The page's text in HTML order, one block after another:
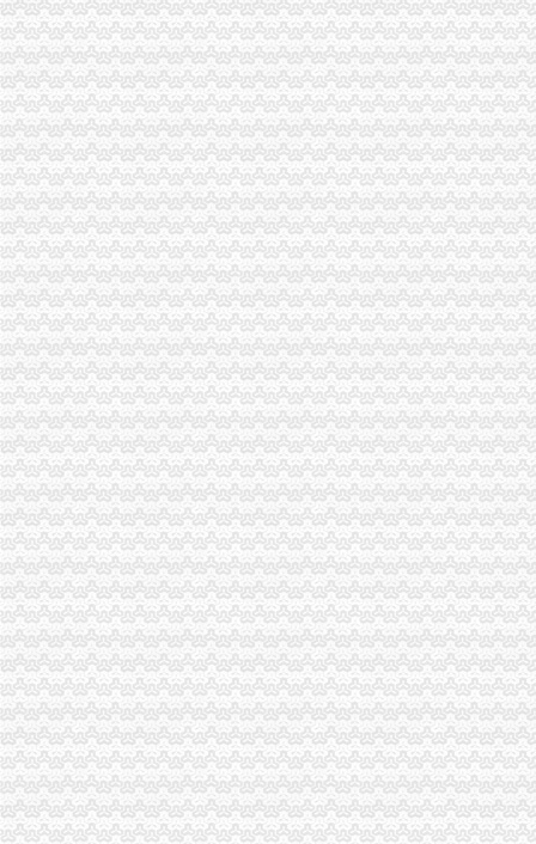
新增知识点：农产品增值税进项税额核定办法_中华会计网校论坛
农产品增值税进项税额扣除标准应履行核定程序_税屋网——第一时间
农产品增值税进项税额扣除标准核定申请表
财税[2012]38号关于在部分行业试行农产品增值税进项税额核定扣除办
农产品增值税进项税额核定办法中的公式
农产品增值税进项税核定扣除办法解读_税屋网——第一时间递财税
小规模纳税人增值税核定低报税标准会计凭证如何处理-我公司为商
关于本市部分行业试行农产品增值税进项税额核定扣除具体实施办法的
山东省国家税务局关于部分农产品增值税进项税额实行核定扣除办法的
农产品增值税进项税额核定扣除标准的核准
关于《在部分行业试行农产品增值税进项税额核定扣除办法有关问题的
山东省国家税务局关于下达部分企业农产品增值税进项税额核定扣除标
农产品增值税进项税额核定扣除办法-爱问知识人
农产品增值税进项税额核定扣除标准的核准（吉市国税局）
农产品增值税进项税额核定扣除标准的核准（吉市国税局）
关于在部分行业试行农产品增值税进项税额核定扣除办法有关问题的公
关于《在部分行业试行农产品增值税进项税额核定扣除办法有关问题的
农产品增值税进项税额扣除标准应履行核定程序_向前冲的税收学习园
北京市国家税务局北京市财政局关于试行农产品增值税进项税额核定扣
农产品增值税进项税额核定扣除试点实施办法_互动百科
浙江省平县国家税务局关于平县增值税一般纳税人征收类别核定办
深圳市国家税务局关于公布部分行业农产品增值税进项税额核定扣除标
农产品增值税进项税额核定扣除试点实施办法_互动百科
东营市国家税务局关于调整部分增值税防伪税控系统高开票限额核定
关于在部分行业试行农产品增值税进项税额核定扣除办法的通知-搜狐
部分行业试行农产品增值税进项税额核定扣除办法-财经频道-金融界
[转载]农产品增值税进项税额扣除标准应履行核定程序_海上日出star_
广西壮族自区国家税务局关于在羽绒加工行业试行农产品增值税进项
土地增值税核定征收的要求-法律快车税法
陕西国税解读农产品增值税进项税核定扣除办法-税务频道-和讯网
税额核定制度较为广泛地应用于增值税、营业税、所得税的征收.（）-
海南省地方税务局关于调整房地产开发项目土地增值税核定征收办法的
《海南省地方税务局关于调整房地产开发项目土地增值税核定征收办法
北京市地方税务局关于土地增值税核定扣除项目金额标准有关问题的通